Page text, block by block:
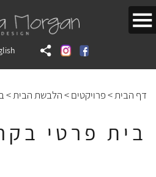
דף הבית>פרויקטים>הלבשת הבית>
בית פרטי